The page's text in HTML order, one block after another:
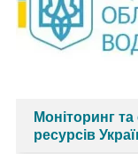
Моніторинг
ресурсів